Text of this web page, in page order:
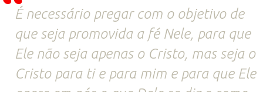
É necessário pregar com o objetivo de
que seja promovida a fé Nele, para que
Ele não seja apenas o Cristo, mas seja o
Cristo para ti e para mim e para que Ele